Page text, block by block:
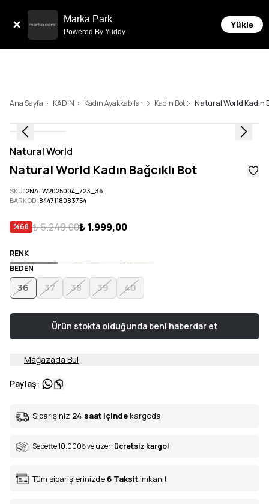
Marka Park
Powered By Yuddy
Yükle
İmkanı!
Ana Sayfa KADIN Kadın Ayakkabıları Kadın Bot Natural World Kadın
Natural World
Natural World Kadın Bağcıklı Bot
SKU:2NATW2025004_723_36
BARKOD: 8447118083754
%68 ₺ 6.249,00₺ 1.999,00
RENK
BEDEN
36 37 38 39 40
Ürün stokta olduğunda beni haberdar et
Mağazada Bul
Paylaş:
Siparişiniz 24 saat içinde kargoda
Sepette 10.000₺ve üzeri ücretsiz kargo!
Tüm siparişlerinizde 6 Taksit imkanı!